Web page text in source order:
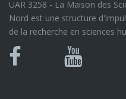
UAR 3258 - La Maison des
Nord est une structure
de la recherche en sciences
Bluesky
Canal